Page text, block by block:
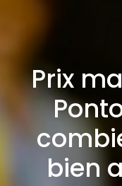
VENDRE
CONTACT
Prix
bien